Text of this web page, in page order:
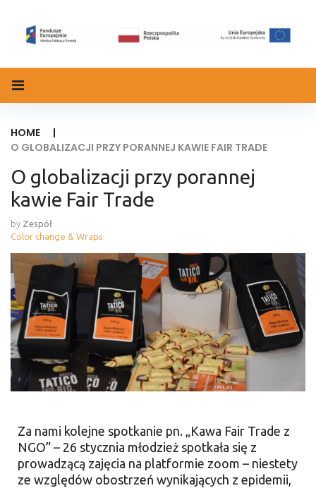
HOME
|
O GLOBALIZACJI PRZY PORANNEJ KAWIE FAIR TRADE
O globalizacji przy porannej
kawie Fair Trade
by Zespół
Color change & Wraps
Za nami kolejne spotkanie pn. „Kawa Fair Trade z
NGO” – 26 stycznia młodzież spotkała się z
prowadzącą zajęcia na platformie zoom – niestety
ze względów obostrzeń wynikających z epidemii,